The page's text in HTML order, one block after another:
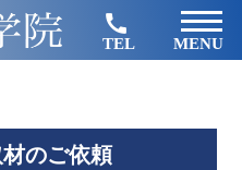
TEL MENU
のご依頼